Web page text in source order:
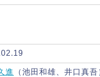
進 （池田和雄、井口真吾